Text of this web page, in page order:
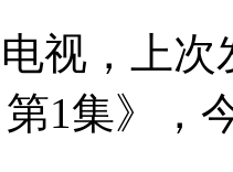
视，上
1集》，